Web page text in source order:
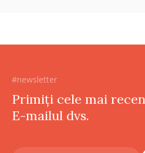
#newsletter
Primiți cele mai
E-mailul dvs.